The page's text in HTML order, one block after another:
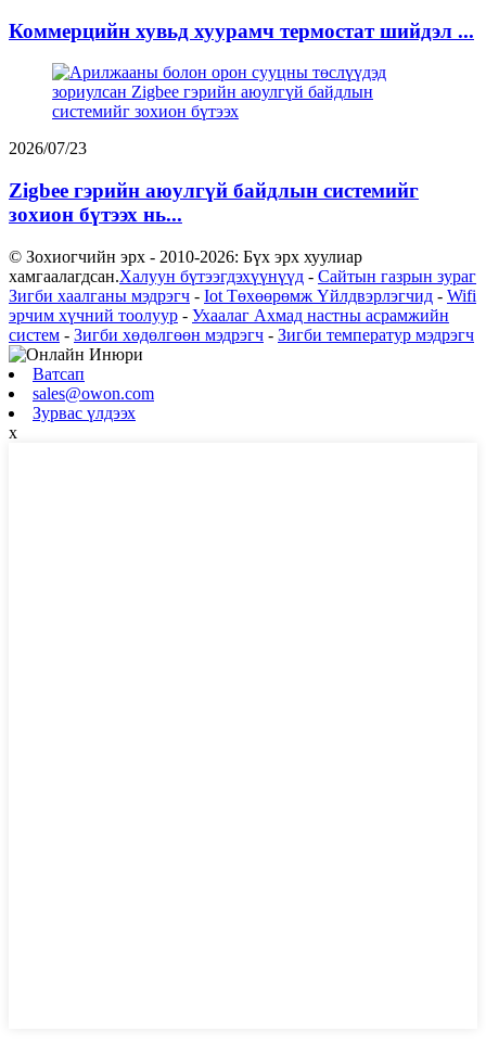
Коммерцийн хувьд хуурамч термостат шийдэл ...
2026/07/23
Zigbee гэрийн аюулгүй байдлын системийг
зохион бүтээх нь...
© Зохиогчийн эрх - 2010-2026: Бүх эрх хуулиар
хамгаалагдсан.Халуун бүтээгдэхүүнүүд - Сайтын газрын зураг
Зигби хаалганы мэдрэгч - Iot Төхөөрөмж Үйлдвэрлэгчид - Wifi
эрчим хүчний тоолуур - Ухаалаг Ахмад настны асрамжийн
систем - Зигби хөдөлгөөн мэдрэгч - Зигби температур мэдрэгч
Ватсап
sales@owon.com
Зурвас үлдээх
x